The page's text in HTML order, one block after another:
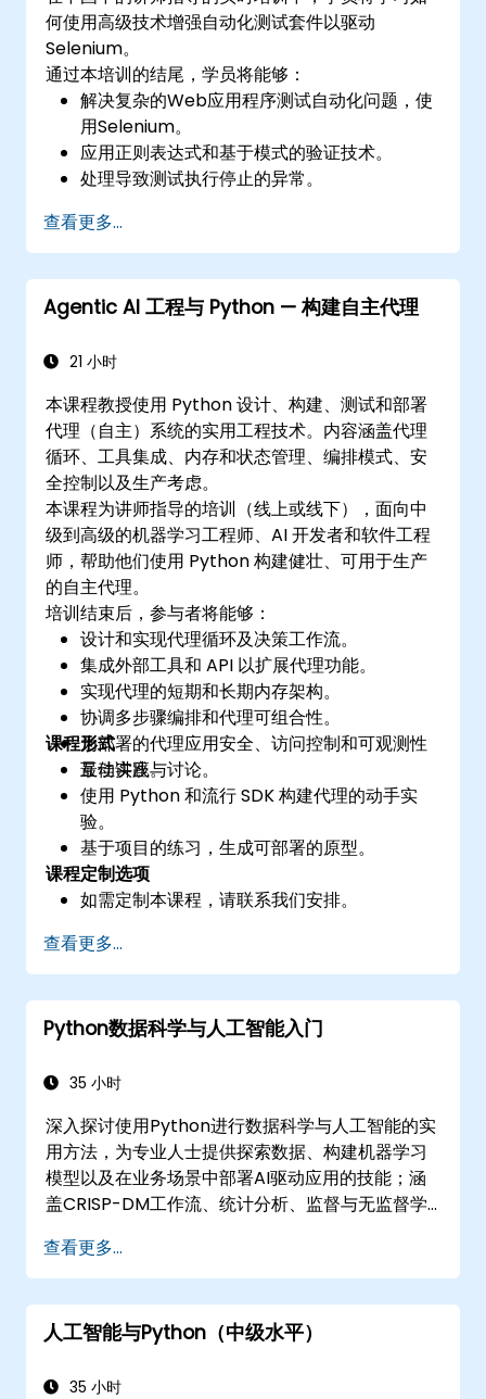
何使用高级技术增强自动化测试套件以驱动
Selenium。
通过本培训的结尾，学员将能够：
解决复杂的Web应用程序测试自动化问题，使
用Selenium。
应用正则表达式和基于模式的验证技术。
处理导致测试执行停止的异常。
动态地从网页控件中捕获数据。
创建数据驱动的测试框架。
使用Selenium Grid进行分布式测试。
查看更多...
Agentic AI 工程与 Python — 构建自主代理
21 小时
本课程教授使用 Python 设计、构建、测试和部署
代理（自主）系统的实用工程技术。内容涵盖代理
循环、工具集成、内存和状态管理、编排模式、安
全控制以及生产考虑。
本课程为讲师指导的培训（线上或线下），面向中
级到高级的机器学习工程师、AI 开发者和软件工程
师，帮助他们使用 Python 构建健壮、可用于生产
的自主代理。
培训结束后，参与者将能够：
设计和实现代理循环及决策工作流。
集成外部工具和 API 以扩展代理功能。
实现代理的短期和长期内存架构。
协调多步骤编排和代理可组合性。
为部署的代理应用安全、访问控制和可观测性
最佳实践。
课程形式
互动讲座与讨论。
使用 Python 和流行 SDK 构建代理的动手实
验。
基于项目的练习，生成可部署的原型。
课程定制选项
如需定制本课程，请联系我们安排。
查看更多...
Python数据科学与人工智能入门
35 小时
深入探讨使用Python进行数据科学与人工智能的实
用方法，为专业人士提供探索数据、构建机器学习
模型以及在业务场景中部署AI驱动应用的技能；涵
盖CRISP-DM工作流、统计分析、监督与无监督学
理、使用Spark处理大数据以及数据驱动讲故事；
适合初学者获取Python数据科学认证和职业准备的
分析培训。
查看更多...
人工智能与Python（中级水平）
35 小时